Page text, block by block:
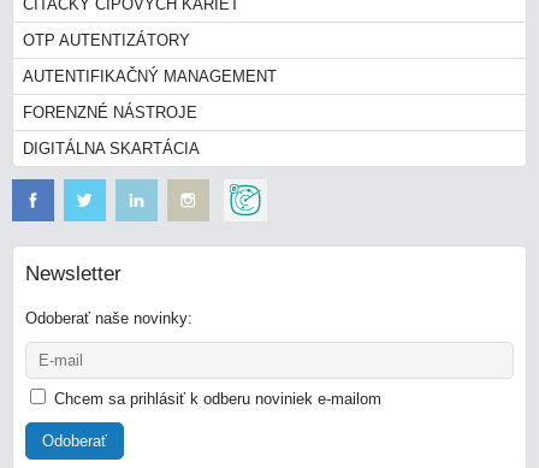
ČÍTAČKY ČIPOVÝCH KARIET
OTP AUTENTIZÁTORY
AUTENTIFIKAČNÝ MANAGEMENT
FORENZNÉ NÁSTROJE
DIGITÁLNA SKARTÁCIA
Newsletter
Odoberať naše novinky:
Chcem sa prihlásiť k odberu noviniek e-mailom
Odoberať